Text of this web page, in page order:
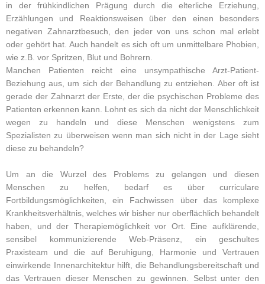
in der frühkindlichen Prägung durch die elterliche Erziehung,
Erzählungen und Reaktionsweisen über den einen besonders
negativen Zahnarztbesuch, den jeder von uns schon mal erlebt
oder gehört hat. Auch handelt es sich oft um unmittelbare Phobien,
wie z.B. vor Spritzen, Blut und Bohrern.
Manchen Patienten reicht eine unsympathische Arzt-Patient-
Beziehung aus, um sich der Behandlung zu entziehen. Aber oft ist
gerade der Zahnarzt der Erste, der die psychischen Probleme des
Patienten erkennen kann. Lohnt es sich da nicht der Menschlichkeit
wegen zu handeln und diese Menschen wenigstens zum
Spezialisten zu überweisen wenn man sich nicht in der Lage sieht
diese zu behandeln?
Um an die Wurzel des Problems zu gelangen und diesen
Menschen zu helfen, bedarf es über curriculare
Fortbildungsmöglichkeiten, ein Fachwissen über das komplexe
Krankheitsverhältnis, welches wir bisher nur oberflächlich behandelt
haben, und der Therapiemöglichkeit vor Ort. Eine aufklärende,
sensibel kommunizierende Web-Präsenz, ein geschultes
Praxisteam und die auf Beruhigung, Harmonie und Vertrauen
einwirkende Innenarchitektur hilft, die Behandlungsbereitschaft und
das Vertrauen dieser Menschen zu gewinnen. Selbst unter den